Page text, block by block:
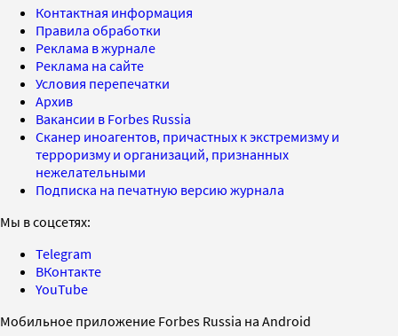
Контактная информация
Правила обработки
Реклама в журнале
Реклама на сайте
Условия перепечатки
Архив
Вакансии в Forbes Russia
Сканер иноагентов, причастных к экстремизму и
терроризму и организаций, признанных
нежелательными
Подписка на печатную версию журнала
Мы в соцсетях:
Telegram
ВКонтакте
YouTube
Мобильное приложение Forbes Russia на Android